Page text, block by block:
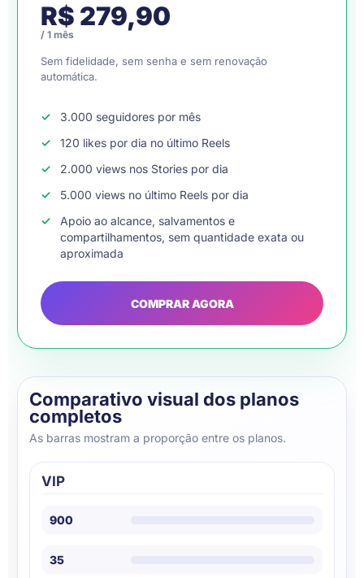
R$ 279,90
/ 1 mês
Sem fidelidade, sem senha e sem renovação
automática.
3.000 seguidores por mês
120 likes por dia no último Reels
2.000 views nos Stories por dia
5.000 views no último Reels por dia
Apoio ao alcance, salvamentos e
compartilhamentos, sem quantidade exata ou
aproximada
COMPRAR AGORA
Comparativo visual dos planos
completos
As barras mostram a proporção entre os planos.
VIP
900
35